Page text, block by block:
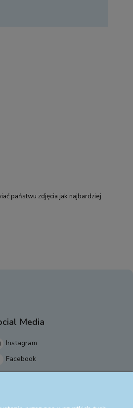
państwu zdjęcia jak najbardziej
Media
Instagram
Facebook